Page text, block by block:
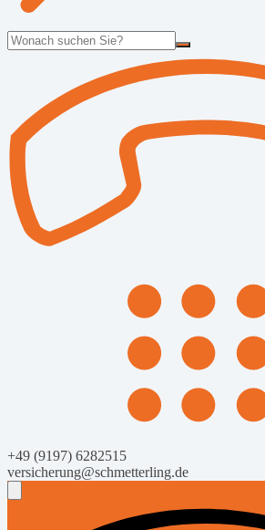
Suche
+49 (9197) 6282515
versicherung@schmetterling.de